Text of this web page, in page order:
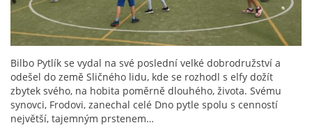
Bilbo Pytlík se vydal na své poslední velké dobrodružství a
odešel do země Sličného lidu, kde se rozhodl s elfy dožít
zbytek svého, na hobita poměrně dlouhého, života. Svému
synovci, Frodovi, zanechal celé Dno pytle spolu s cenností
největší, tajemným prstenem…